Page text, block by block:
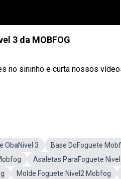
3 da MOBFOG
no sininho e curta nossos
ObaNivel 3
Base DoFoguete
Asaletas ParaFoguete Nivel
Molde Foguete Nivel2 Mobfog